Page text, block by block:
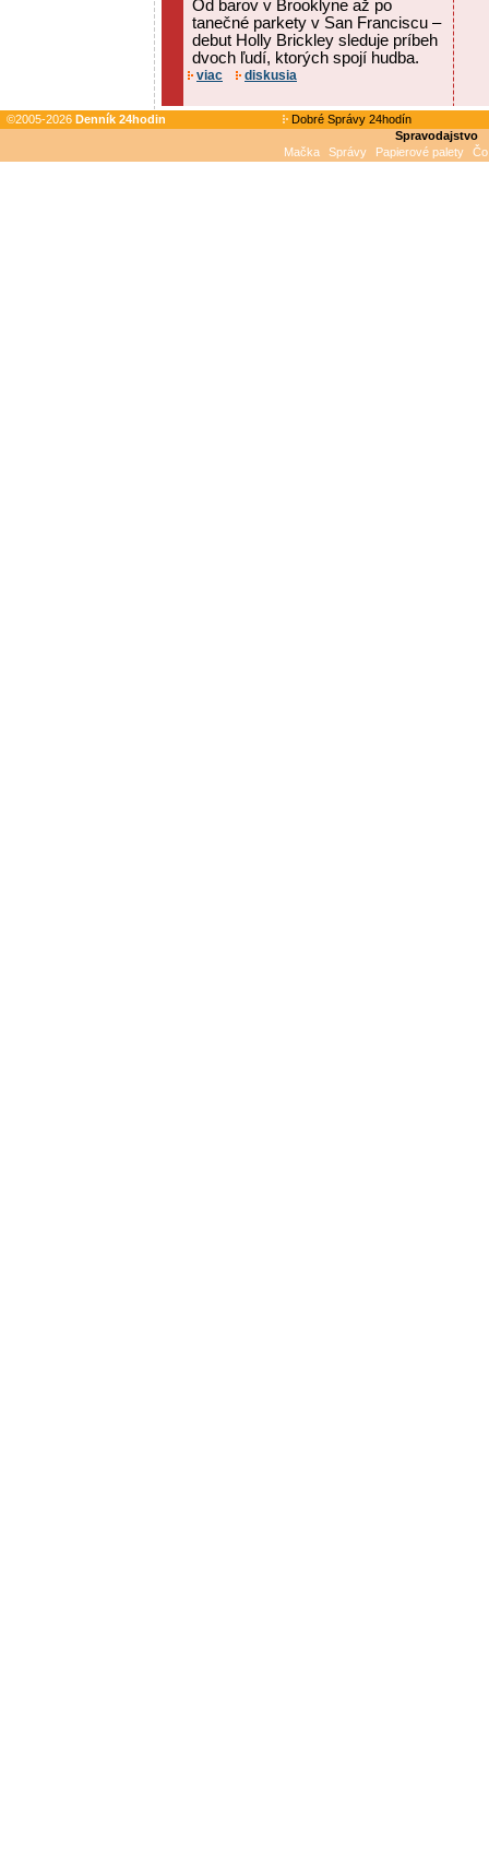
Od barov v Brooklyne až po
tanečné parkety v San Franciscu –
debut Holly Brickley sleduje príbeh
dvoch ľudí, ktorých spojí hudba.
viac diskusia
©2005-2026 Denník 24hodin
Dobré Správy 24hodín
Spravodajstvo
Mačka
Správy Papierové palety